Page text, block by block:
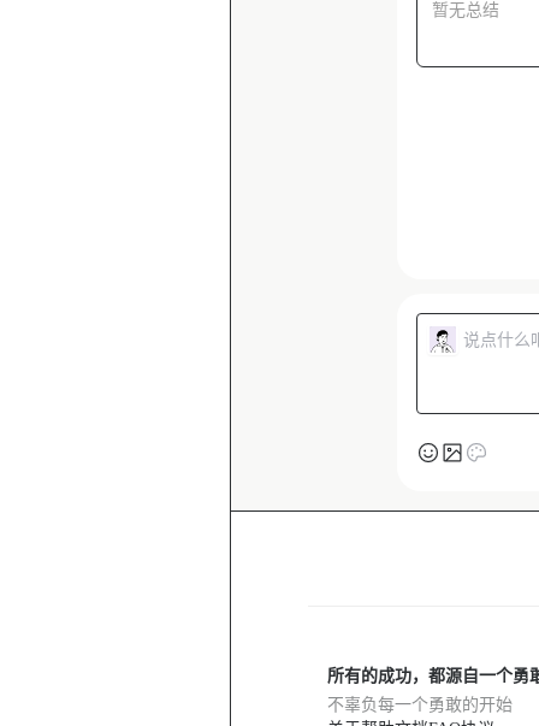
暂无总结
所有的成功，都源自一个勇
不辜负每一个勇敢的开始